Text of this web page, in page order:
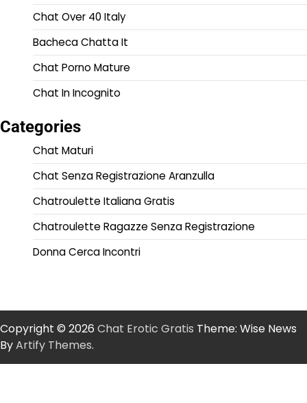
Chat Over 40 Italy
Bacheca Chatta It
Chat Porno Mature
Chat In Incognito
Categories
Chat Maturi
Chat Senza Registrazione Aranzulla
Chatroulette Italiana Gratis
Chatroulette Ragazze Senza Registrazione
Donna Cerca Incontri
Copyright © 2026 Chat Erotic Gratis Theme: Wise News
ByArtify Themes.